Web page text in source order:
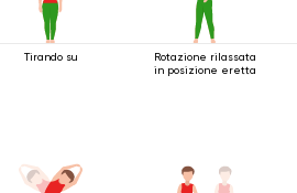
Tirando su
Rotazione rilassata
in posizione eretta